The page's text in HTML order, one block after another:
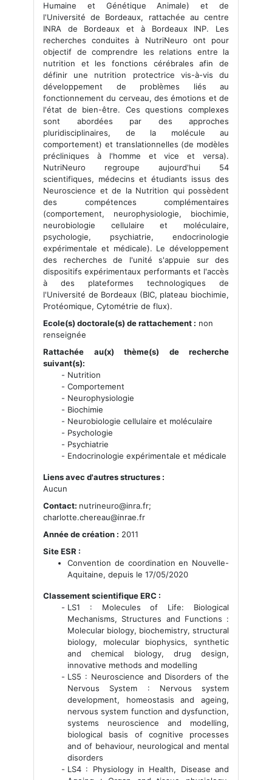
Humaine et Génétique Animale) et de
l'Université de Bordeaux, rattachée au centre
INRA de Bordeaux et à Bordeaux INP. Les
recherches conduites à NutriNeuro ont pour
objectif de comprendre les relations entre la
nutrition et les fonctions cérébrales afin de
définir une nutrition protectrice vis-à-vis du
développement de problèmes liés au
fonctionnement du cerveau, des émotions et de
l'état de bien-être. Ces questions complexes
sont abordées par des approches
pluridisciplinaires, de la molécule au
comportement) et translationnelles (de modèles
précliniques à l'homme et vice et versa).
NutriNeuro regroupe aujourd'hui 54
scientifiques, médecins et étudiants issus des
Neuroscience et de la Nutrition qui possèdent
des compétences complémentaires
(comportement, neurophysiologie, biochimie,
neurobiologie cellulaire et moléculaire,
psychologie, psychiatrie, endocrinologie
expérimentale et médicale). Le développement
des recherches de l'unité s'appuie sur des
dispositifs expérimentaux performants et l'accès
à des plateformes technologiques de
l'Université de Bordeaux (BIC, plateau biochimie,
Protéomique, Cytométrie de flux).
Ecole(s) doctorale(s) de rattachement : non
renseignée
Rattachée au(x) thème(s) de recherche
suivant(s):
Nutrition
Comportement
Neurophysiologie
Biochimie
Neurobiologie cellulaire et moléculaire
Psychologie
Psychiatrie
Endocrinologie expérimentale et médicale
Liens avec d'autres structures :
Aucun
Contact: nutrineuro@inra.fr;
charlotte.chereau@inrae.fr
Année de création : 2011
Site ESR :
Convention de coordination en Nouvelle-
Aquitaine, depuis le 17/05/2020
Classement scientifique ERC :
LS1 : Molecules of Life: Biological
Mechanisms, Structures and Functions :
Molecular biology, biochemistry, structural
biology, molecular biophysics, synthetic
and chemical biology, drug design,
innovative methods and modelling
LS5 : Neuroscience and Disorders of the
Nervous System : Nervous system
development, homeostasis and ageing,
nervous system function and dysfunction,
systems neuroscience and modelling,
biological basis of cognitive processes
and of behaviour, neurological and mental
disorders
LS4 : Physiology in Health, Disease and